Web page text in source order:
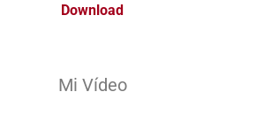
Download
Mi Vídeo